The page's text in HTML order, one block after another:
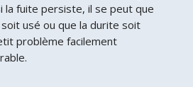
la fuite persiste, il se peut que
usé ou que la durite soit
problème facilement